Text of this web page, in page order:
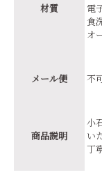
材質
電
食
オ
メール便 不
商品説明
小
い
丁